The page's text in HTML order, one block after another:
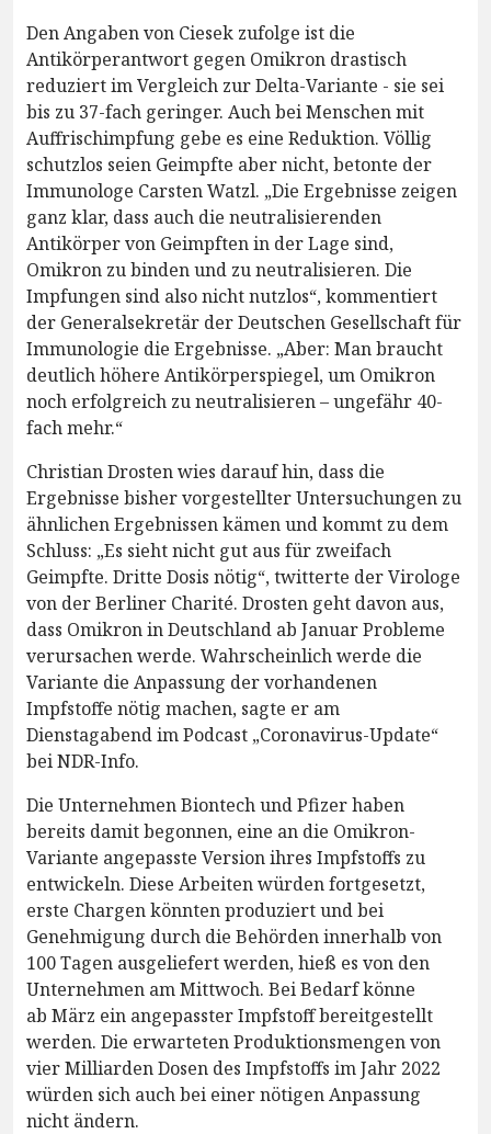
Den Angaben von Ciesek zufolge ist die
Antikörperantwort gegen Omikron drastisch
reduziert im Vergleich zur Delta-Variante - sie sei
bis zu 37-fach geringer. Auch bei Menschen mit
Auffrischimpfung gebe es eine Reduktion. Völlig
schutzlos seien Geimpfte aber nicht, betonte der
Immunologe Carsten Watzl. „Die Ergebnisse zeigen
ganz klar, dass auch die neutralisierenden
Antikörper von Geimpften in der Lage sind,
Omikron zu binden und zu neutralisieren. Die
Impfungen sind also nicht nutzlos“, kommentiert
der Generalsekretär der Deutschen Gesellschaft für
Immunologie die Ergebnisse. „Aber: Man braucht
deutlich höhere Antikörperspiegel, um Omikron
noch erfolgreich zu neutralisieren – ungefähr 40-
fach mehr.“
Christian Drosten wies darauf hin, dass die
Ergebnisse bisher vorgestellter Untersuchungen zu
ähnlichen Ergebnissen kämen und kommt zu dem
Schluss: „Es sieht nicht gut aus für zweifach
Geimpfte. Dritte Dosis nötig“, twitterte der Virologe
von der Berliner Charité. Drosten geht davon aus,
dass Omikron in Deutschland ab Januar Probleme
verursachen werde. Wahrscheinlich werde die
Variante die Anpassung der vorhandenen
Impfstoffe nötig machen, sagte er am
Dienstagabend im Podcast „Coronavirus-Update“
bei NDR-Info.
Die Unternehmen Biontech und Pfizer haben
bereits damit begonnen, eine an die Omikron-
Variante angepasste Version ihres Impfstoffs zu
entwickeln. Diese Arbeiten würden fortgesetzt,
erste Chargen könnten produziert und bei
Genehmigung durch die Behörden innerhalb von
100 Tagen ausgeliefert werden, hieß es von den
Unternehmen am Mittwoch. Bei Bedarf könne
ab März ein angepasster Impfstoff bereitgestellt
werden. Die erwarteten Produktionsmengen von
vier Milliarden Dosen des Impfstoffs im Jahr 2022
würden sich auch bei einer nötigen Anpassung
nicht ändern.